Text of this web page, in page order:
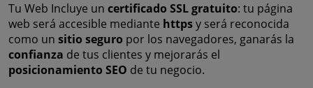
Tu Web Incluye un certificado SSL gratuito: tu página
web será accesible mediante httpsy será reconocida
como un sitio seguro por los navegadores, ganarás la
confianza de tus clientes y mejorarás el
posicionamiento SEO de tu negocio.